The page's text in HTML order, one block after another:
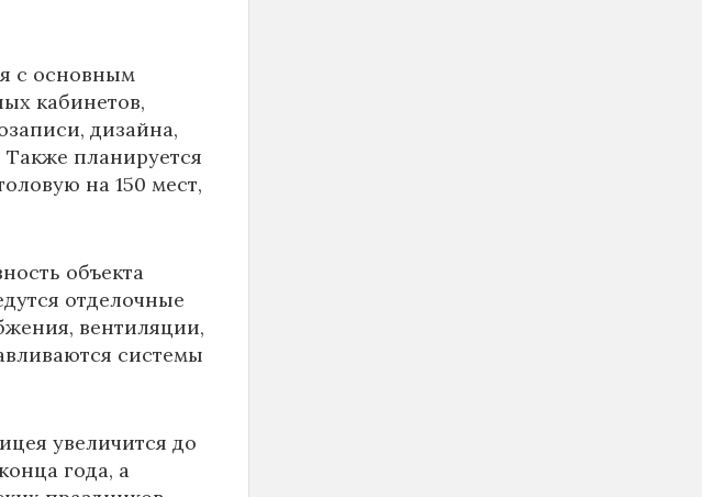
с основным
кабинетов,
дизайна,
планируется
на 150 мест,
объекта
отделочные
вентиляции,
системы
увеличится до
года, а